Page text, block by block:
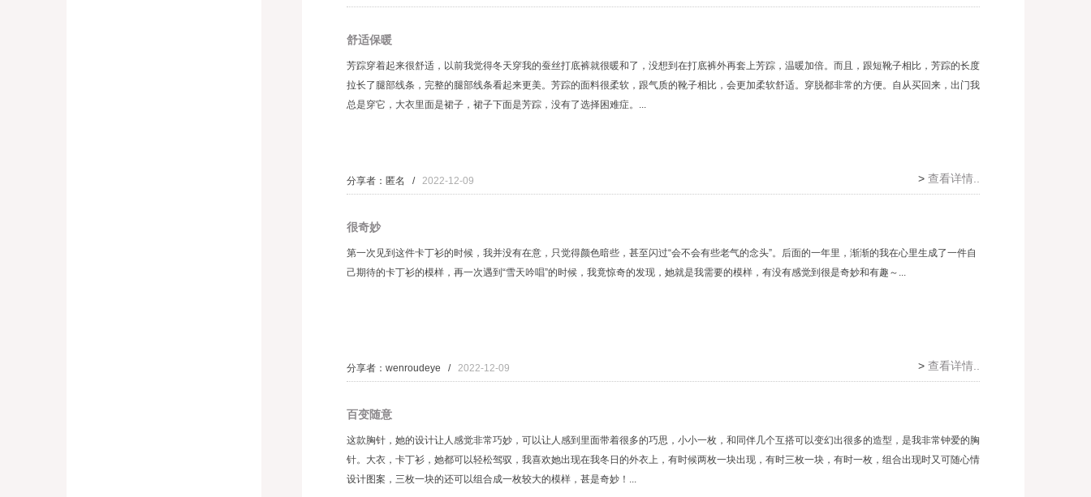
舒适保暖
芳踪穿着起来很舒适，以前我觉得冬天穿我的蚕丝打底裤就很暖和了，没想到在打底裤外再套上芳踪，温暖加倍。而且，跟短靴子相比，芳踪的长度
拉长了腿部线条，完整的腿部线条看起来更美。芳踪的面料很柔软，跟气质的靴子相比，会更加柔软舒适。穿脱都非常的方便。自从买回来，出门我
总是穿它，大衣里面是裙子，裙子下面是芳踪，没有了选择困难症。...
分享者：匿名 / 2022-12-09 > 查看详情..
很奇妙
第一次见到这件卡丁衫的时候，我并没有在意，只觉得颜色暗些，甚至闪过“会不会有些老气的念头”。后面的一年里，渐渐的我在心里生成了一件自
己期待的卡丁衫的模样，再一次遇到“雪天吟唱”的时候，我竟惊奇的发现，她就是我需要的模样，有没有感觉到很是奇妙和有趣～...
分享者：wenroudeye / 2022-12-09 > 查看详情..
百变随意
这款胸针，她的设计让人感觉非常巧妙，可以让人感到里面带着很多的巧思，小小一枚，和同伴几个互搭可以变幻出很多的造型，是我非常钟爱的胸
针。大衣，卡丁衫，她都可以轻松驾驭，我喜欢她出现在我冬日的外衣上，有时候两枚一块出现，有时三枚一块，有时一枚，组合出现时又可随心情
设计图案，三枚一块的还可以组合成一枚较大的模样，甚是奇妙！...